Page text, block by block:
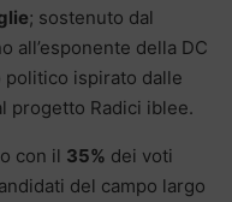
; sostenuto dal
all’esponente della DC
politico ispirato dalle
progetto Radici iblee.
con il 35% dei voti
del campo largo